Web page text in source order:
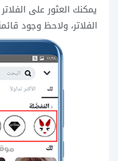
يمكنك العثور على
الفلاتر، ولاحظ وجود